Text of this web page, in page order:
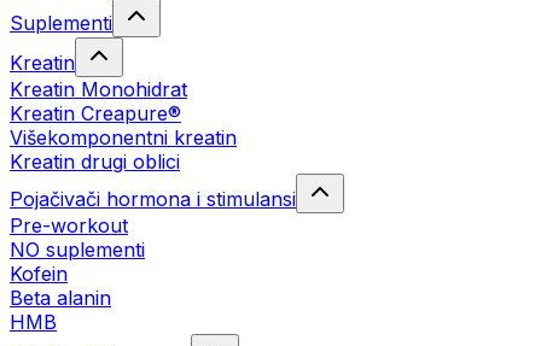
Suplementi
Kreatin
Kreatin Monohidrat
Kreatin Creapure®
Višekomponentni kreatin
Kreatin drugi oblici
Pojačivači hormona i stimulansi
Pre-workout
NO suplementi
Kofein
Beta alanin
HMB